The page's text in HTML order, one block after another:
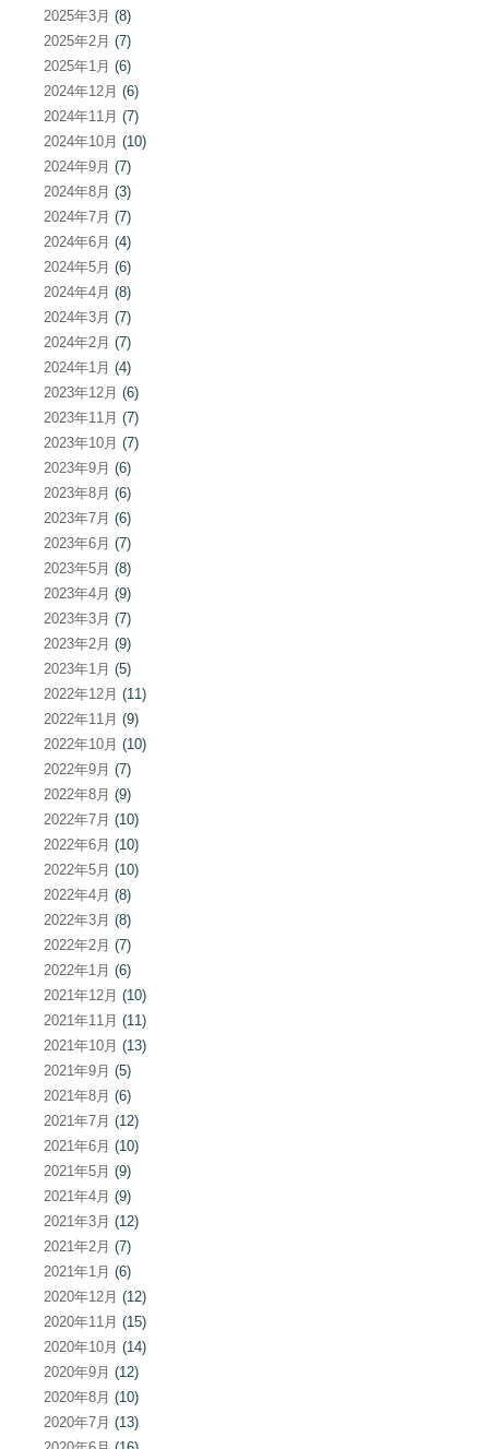
2025年3月 (8)
2025年2月 (7)
2025年1月 (6)
2024年12月 (6)
2024年11月 (7)
2024年10月 (10)
2024年9月 (7)
2024年8月 (3)
2024年7月 (7)
2024年6月 (4)
2024年5月 (6)
2024年4月 (8)
2024年3月 (7)
2024年2月 (7)
2024年1月 (4)
2023年12月 (6)
2023年11月 (7)
2023年10月 (7)
2023年9月 (6)
2023年8月 (6)
2023年7月 (6)
2023年6月 (7)
2023年5月 (8)
2023年4月 (9)
2023年3月 (7)
2023年2月 (9)
2023年1月 (5)
2022年12月 (11)
2022年11月 (9)
2022年10月 (10)
2022年9月 (7)
2022年8月 (9)
2022年7月 (10)
2022年6月 (10)
2022年5月 (10)
2022年4月 (8)
2022年3月 (8)
2022年2月 (7)
2022年1月 (6)
2021年12月 (10)
2021年11月 (11)
2021年10月 (13)
2021年9月 (5)
2021年8月 (6)
2021年7月 (12)
2021年6月 (10)
2021年5月 (9)
2021年4月 (9)
2021年3月 (12)
2021年2月 (7)
2021年1月 (6)
2020年12月 (12)
2020年11月 (15)
2020年10月 (14)
2020年9月 (12)
2020年8月 (10)
2020年7月 (13)